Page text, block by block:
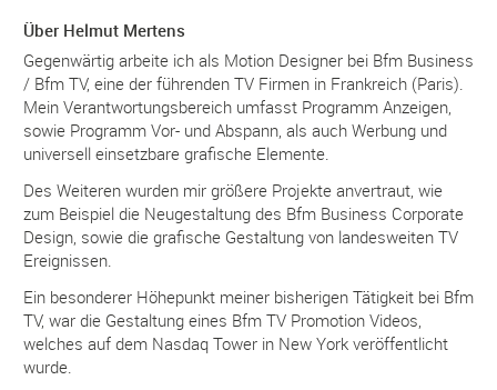
Über Helmut Mertens
Gegenwärtig arbeite ich als Motion Designer bei Bfm Business
/ Bfm TV, eine der führenden TV Firmen in Frankreich (Paris).
Mein Verantwortungsbereich umfasst Programm Anzeigen,
sowie Programm Vor- und Abspann, als auch Werbung und
universell einsetzbare grafische Elemente.
Des Weiteren wurden mir größere Projekte anvertraut, wie
zum Beispiel die Neugestaltung des Bfm Business Corporate
Design, sowie die grafische Gestaltung von landesweiten TV
Ereignissen.
Ein besonderer Höhepunkt meiner bisherigen Tätigkeit bei Bfm
TV, war die Gestaltung eines Bfm TV Promotion Videos,
welches auf dem Nasdaq Tower in New York veröffentlicht
wurde.